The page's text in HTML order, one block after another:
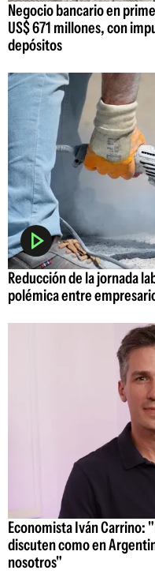
Negocio bancario en
US$ 671 millones, con
depósitos
Reducción de la jornada
polémica entre
Economista Iván Carrino:
discuten como en
nosotros"